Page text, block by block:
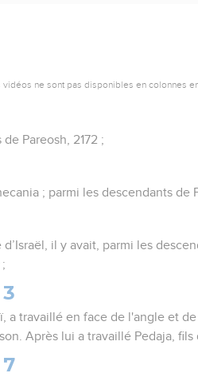
vidéos ne sont pas disponibles en colonnes
Pareosh, 2172 ;
; parmi les descendants de
il y avait, parmi les
a travaillé en face de l'angle et
Après lui a travaillé Pedaja, fils